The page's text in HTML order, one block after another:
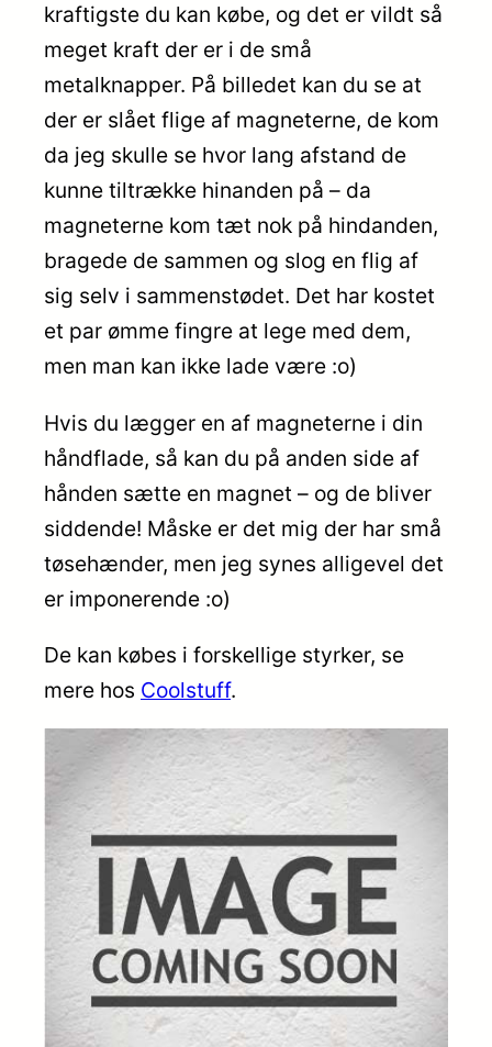
kraftigste du kan købe, og det er vildt så
meget kraft der er i de små
metalknapper. På billedet kan du se at
der er slået flige af magneterne, de kom
da jeg skulle se hvor lang afstand de
kunne tiltrække hinanden på – da
magneterne kom tæt nok på hindanden,
bragede de sammen og slog en flig af
sig selv i sammenstødet. Det har kostet
et par ømme fingre at lege med dem,
men man kan ikke lade være :o)
Hvis du lægger en af magneterne i din
håndflade, så kan du på anden side af
hånden sætte en magnet – og de bliver
siddende! Måske er det mig der har små
tøsehænder, men jeg synes alligevel det
er imponerende :o)
De kan købes i forskellige styrker, se
mere hos Coolstuff.